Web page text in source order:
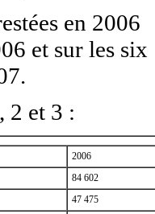
en 2006
et sur les six
2 et 3 :
2006
84 602
47 475